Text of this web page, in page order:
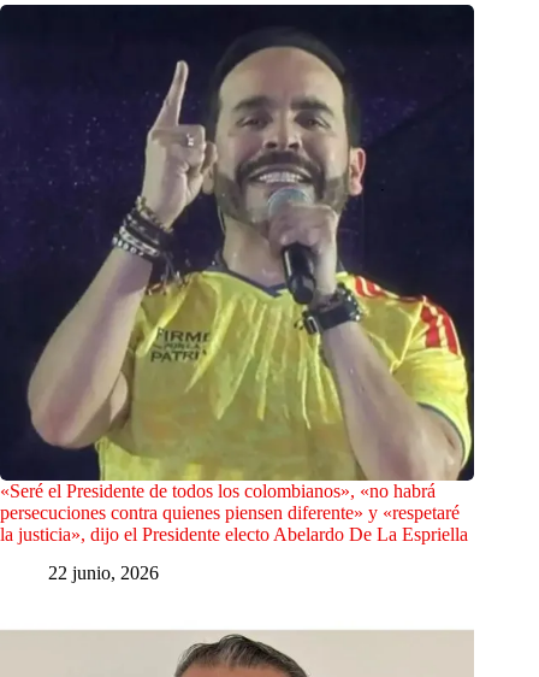
«Seré el Presidente de todos los colombianos», «no habrá
persecuciones contra quienes piensen diferente» y «respetaré
la justicia», dijo el Presidente electo Abelardo De La Espriella
22 junio, 2026